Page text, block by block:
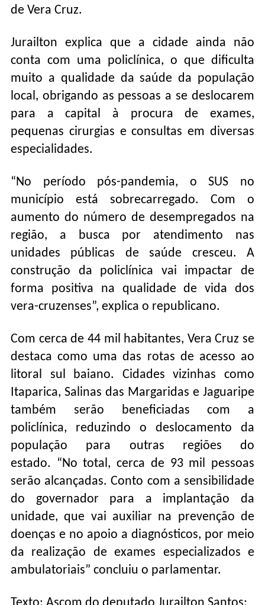
de Vera Cruz.
Jurailton explica que a cidade ainda não
conta com uma policlínica, o que dificulta
muito a qualidade da saúde da população
local, obrigando as pessoas a se deslocarem
para a capital à procura de exames,
pequenas cirurgias e consultas em diversas
especialidades.
“No período pós-pandemia, o SUS no
município está sobrecarregado. Com o
aumento do número de desempregados na
região, a busca por atendimento nas
unidades públicas de saúde cresceu. A
construção da policlínica vai impactar de
forma positiva na qualidade de vida dos
vera-cruzenses”, explica o republicano.
Com cerca de 44 mil habitantes, Vera Cruz se
destaca como uma das rotas de acesso ao
litoral sul baiano. Cidades vizinhas como
Itaparica, Salinas das Margaridas e Jaguaripe
também serão beneficiadas com a
policlínica, reduzindo o deslocamento da
população para outras regiões do
estado. “No total, cerca de 93 mil pessoas
serão alcançadas. Conto com a sensibilidade
do governador para a implantação da
unidade, que vai auxiliar na prevenção de
doenças e no apoio a diagnósticos, por meio
da realização de exames especializados e
ambulatoriais” concluiu o parlamentar.